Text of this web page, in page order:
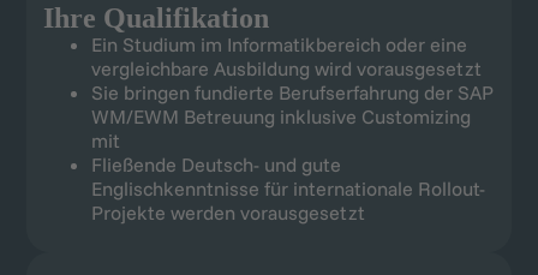
Ihre Qualifikation
Ein Studium im Informatikbereich oder eine
vergleichbare Ausbildung wird vorausgesetzt
Sie bringen fundierte Berufserfahrung der SAP
WM/EWM Betreuung inklusive Customizing
mit
Fließende Deutsch- und gute
Englischkenntnisse für internationale Rollout-
Projekte werden vorausgesetzt